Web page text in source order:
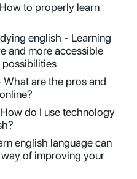
to properly learn
english - Learning
and more accessible
possibilities
are the pros and
do I use technology
english language can
of improving your